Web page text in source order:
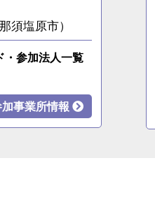
須塩原市）
・参加法人一覧
加事業所情報